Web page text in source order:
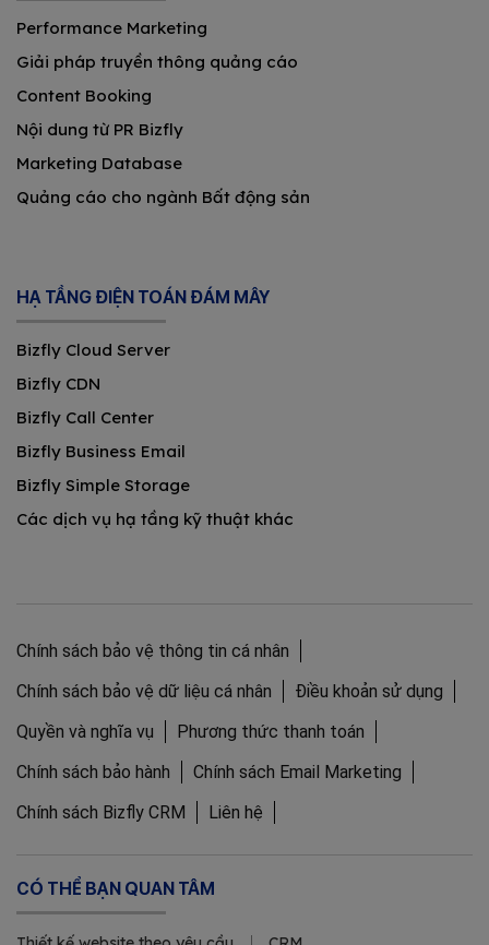
Performance Marketing
Giải pháp truyền thông quảng cáo
Content Booking
Nội dung từ PR Bizfly
Marketing Database
Quảng cáo cho ngành Bất động sản
HẠ TẦNG ĐIỆN TOÁN ĐÁM MÂY
Bizfly Cloud Server
Bizfly CDN
Bizfly Call Center
Bizfly Business Email
Bizfly Simple Storage
Các dịch vụ hạ tầng kỹ thuật khác
Chính sách bảo vệ thông tin cá nhân
Chính sách bảo vệ dữ liệu cá nhân
Điều khoản sử dụng
Quyền và nghĩa vụ
Phương thức thanh toán
Chính sách bảo hành
Chính sách Email Marketing
Chính sách Bizfly CRM
Liên hệ
CÓ THỂ BẠN QUAN TÂM